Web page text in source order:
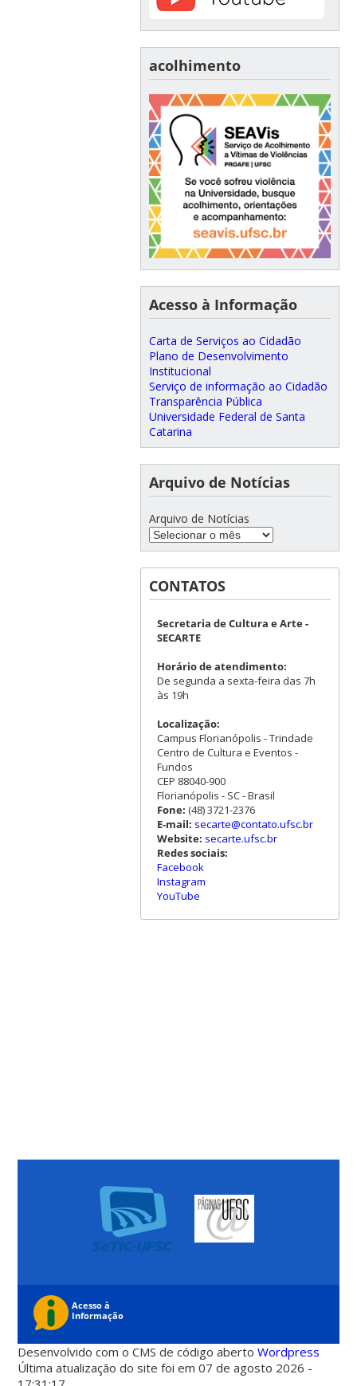
acolhimento
Acesso à Informação
Carta de Serviços ao Cidadão
Plano de Desenvolvimento
Institucional
Serviço de informação ao Cidadão
Transparência Pública
Universidade Federal de Santa
Catarina
Arquivo de Notícias
Arquivo de Notícias
CONTATOS
Secretaria de Cultura e Arte -
SECARTE
Horário de atendimento:
De segunda a sexta-feira das 7h
às 19h
Localização:
Campus Florianópolis - Trindade
Centro de Cultura e Eventos -
Fundos
CEP 88040-900
Florianópolis - SC - Brasil
Fone: (48) 3721-2376
E-mail: secarte@contato.ufsc.br
Website: secarte.ufsc.br
Redes sociais:
Facebook
Instagram
YouTube
Desenvolvido com o CMS de código abertoWordpress
Última atualização do site foi em 07 de agosto 2026 -